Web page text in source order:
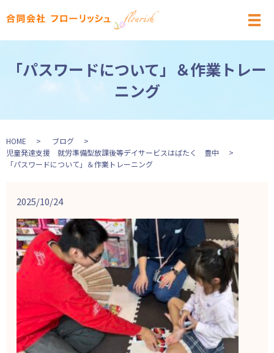
メ
「パスワードについて」＆作業トレー
ニング
HOME
ブログ
児童発達支援 就労準備型放課後等デイサービスはばたく 豊中
「パスワードについて」＆作業トレーニング
2025/10/24